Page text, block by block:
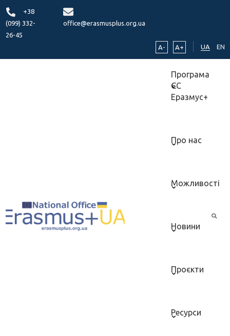
+38
(099) 332-
26-45
office@erasmusplus.org.ua
A- A+ UA EN
Програма
ЄС
Еразмус+
Про нас
Можливості
Новини
Проєкти
Ресурси